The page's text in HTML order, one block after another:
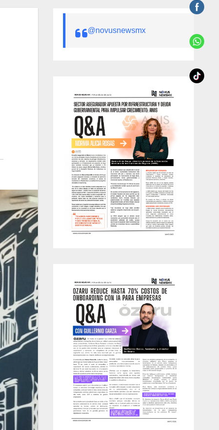
@novusnewsmx